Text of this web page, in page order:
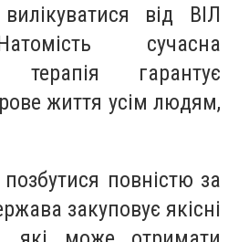
від ВІЛ
сучасна
терапія гарантує
життя усім людям,
повністю за
закуповує якісні